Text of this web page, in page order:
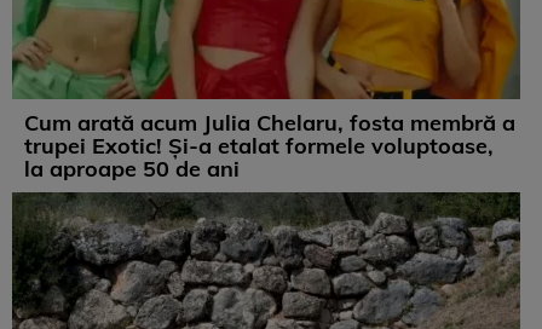
Cum arată acum Julia Chelaru, fosta membră a
trupei Exotic! Și-a etalat formele voluptoase,
la aproape 50 de ani